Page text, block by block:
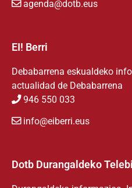
agenda@dotb.eus
EI! Berri
Debabarrena eskualdeko
actualidad de Debabarrena
946 550 033
info@eiberri.eus
Dotb Durangaldeko